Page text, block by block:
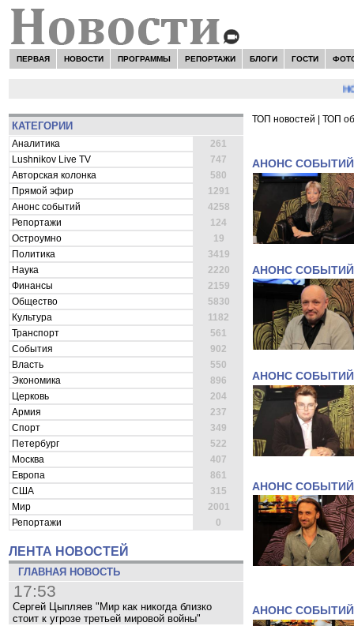
ПЕРВАЯ НОВОСТИ ПРОГРАММЫ РЕПОРТАЖИ БЛОГИ ГОСТИ
КАТЕГОРИИ
Аналитика
261
Lushnikov Live TV
747
Авторская колонка
580
Прямой эфир
1291
Анонс событий
4258
Репортажи
124
Остроумно
19
Политика
3419
Наука
2220
Финансы
2159
Общество
5830
Культура
1182
Транспорт
561
События
902
Власть
550
Экономика
896
Церковь
204
Армия
237
Спорт
349
Петербург
522
Москва
407
Европа
861
США
315
Мир
2001
Репортажи
0
ЛЕНТА НОВОСТЕЙ
ГЛАВНАЯ НОВОСТЬ
17:53
Сергей Цыпляев "Мир как никогда близко
стоит к угрозе третьей мировой войны"
ТОП новостей ТОП
АНОНС СОБЫТИЙ
АНОНС СОБЫТИЙ
АНОНС СОБЫТИЙ
АНОНС СОБЫТИЙ
АНОНС СОБЫТИЙ